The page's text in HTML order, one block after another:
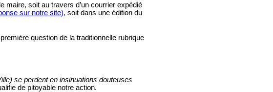
maire, soit au travers d’un courrier expédié
sur notre site), soit dans une édition du
question de la traditionnelle rubrique
se perdent en insinuations douteuses
de pitoyable notre action.